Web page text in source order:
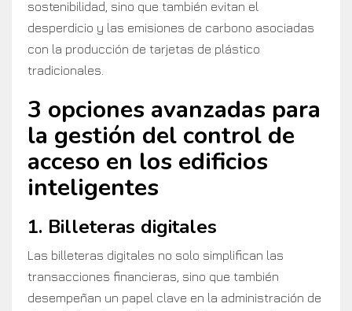
sostenibilidad, sino que también evitan el
desperdicio y las emisiones de carbono asociadas
con la producción de tarjetas de plástico
tradicionales.
3 opciones avanzadas para
la gestión del control de
acceso en los edificios
inteligentes
1. Billeteras digitales
Las billeteras digitales no solo simplifican las
transacciones financieras, sino que también
desempeñan un papel clave en la administración de